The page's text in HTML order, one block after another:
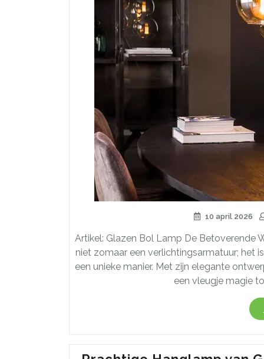
10 april 2026
Artikel: Glazen Bol Lamp De Betoverende
niet zomaar een verlichtingsarmatuur; het
een unieke manier. Met zijn elegante
een vleugje magie